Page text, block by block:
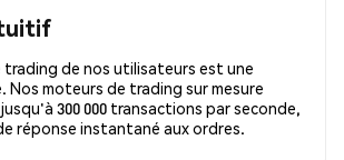
trading de nos utilisateurs est une
Nos moteurs de trading sur mesure
300 000 transactions par seconde,
réponse instantané aux ordres.